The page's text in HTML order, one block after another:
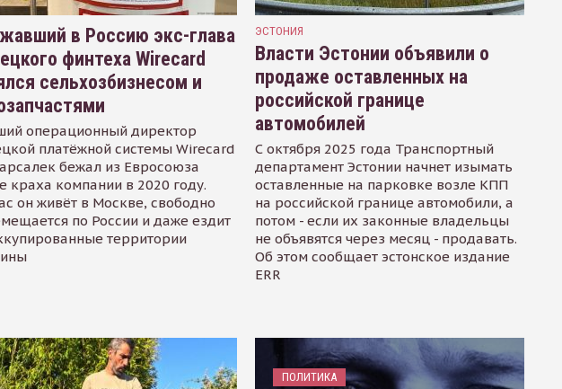
в Россию экс-глава
финтеха Wirecard
сельхозбизнесом и
операционный директор
платёжной системы Wirecard
бежал из Евросоюза
краха компании в 2020 году.
он живёт в Москве, свободно
по России и даже ездит
территории
ЭСТОНИЯ
Власти Эстонии объявили о
продаже оставленных на
российской границе
автомобилей
С октября 2025 года Транспортный
департамент Эстонии начнет изымать
оставленные на парковке возле КПП
на российской границе автомобили, а
потом - если их законные владельцы
не объявятся через месяц - продавать.
Об этом сообщает эстонское издание
ERR
ПОЛИТИКА